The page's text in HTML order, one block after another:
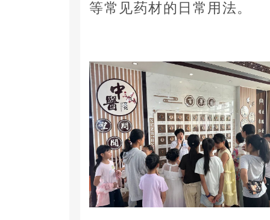
等常见药材的日常用法。